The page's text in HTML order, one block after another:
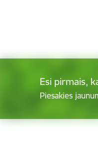
Esi pirmais,
Piesakies